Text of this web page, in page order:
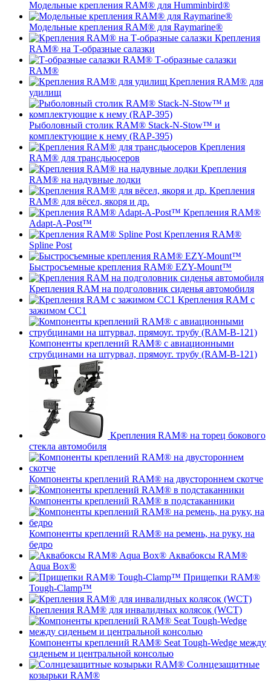
Модельные крепления RAM® для Humminbird®
Модельные крепления RAM® для Raymarine®
Крепления
RAM® на Т-образные салазки
Т-образные салазки
RAM®
Крепления RAM® для
удилищ
Рыболовный столик RAM® Stack-N-Stow™ и
комплектующие к нему (RAP-395)
Крепления
RAM® для трансдьюсеров
Крепления
RAM® на надувные лодки
Крепления
RAM® для вёсел, якоря и др.
Крепления RAM®
Adapt-A-Post™
Крепления RAM®
Spline Post
Быстросъемные крепления RAM® EZY-Mount™
Крепления RAM на подголовник сиденья автомобиля
Крепления RAM с
зажимом СС1
Компоненты креплений RAM® с авиационными
струбцинами на штурвал, прямоуг. трубу (RAM-B-121)
Крепления RAM® на торец бокового
стекла автомобиля
Компоненты креплений RAM® на двустороннем скотче
Компоненты креплений RAM® в подстаканники
Компоненты креплений RAM® на ремень, на руку, на
бедро
Аквабоксы RAM®
Aqua Box®
Прищепки RAM®
Tough-Clamp™
Крепления RAM® для инвалидных колясок (WCT)
Компоненты креплений RAM® Seat Tough-Wedge между
сиденьем и центральной консолью
Солнцезащитные
козырьки RAM®